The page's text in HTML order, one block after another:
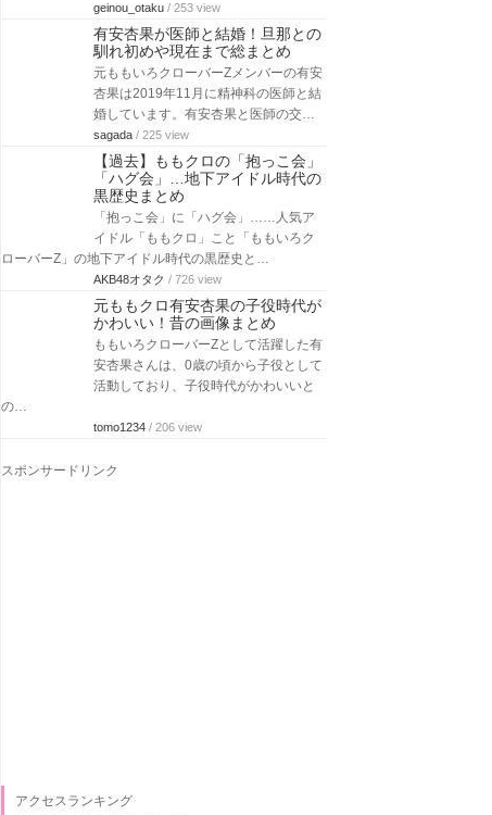
geinou_otaku / 253 view
有安杏果が医師と結婚！旦那との
馴れ初めや現在まで総まとめ
元ももいろクローバーZメンバーの有安
杏果は2019年11月に精神科の医師と結
婚しています。有安杏果と医師の交…
sagada / 225 view
【過去】ももクロの「抱っこ会」
「ハグ会」…地下アイドル時代の
黒歴史まとめ
「抱っこ会」に「ハグ会」……人気ア
イドル「ももクロ」こと「ももいろク
ローバーZ」の地下アイドル時代の黒歴史と…
AKB48オタク / 726 view
元ももクロ有安杏果の子役時代が
かわいい！昔の画像まとめ
ももいろクローバーZとして活躍した有
安杏果さんは、0歳の頃から子役として
活動しており、子役時代がかわいいと
の…
tomo1234 / 206 view
スポンサードリンク
アクセスランキング